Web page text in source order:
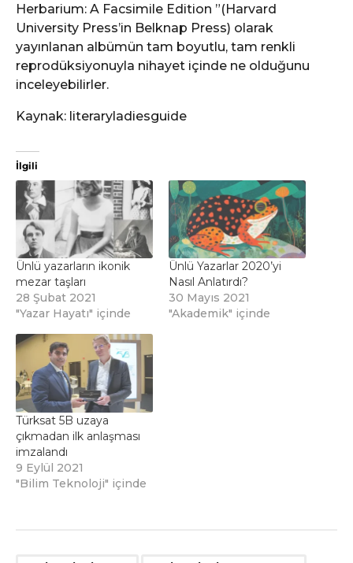
Herbarium: A Facsimile Edition ”(Harvard
University Press’in Belknap Press) olarak
yayınlanan albümün tam boyutlu, tam renkli
reprodüksiyonuyla nihayet içinde ne olduğunu
inceleyebilirler.
Kaynak: literaryladiesguide
İlgili
Ünlü yazarların ikonik
mezar taşları
28 Şubat 2021
"Yazar Hayatı" içinde
Ünlü Yazarlar 2020’yi
Nasıl Anlatırdı?
30 Mayıs 2021
"Akademik" içinde
Türksat 5B uzaya
çıkmadan ilk anlaşması
imzalandı
9 Eylül 2021
"Bilim Teknoloji" içinde